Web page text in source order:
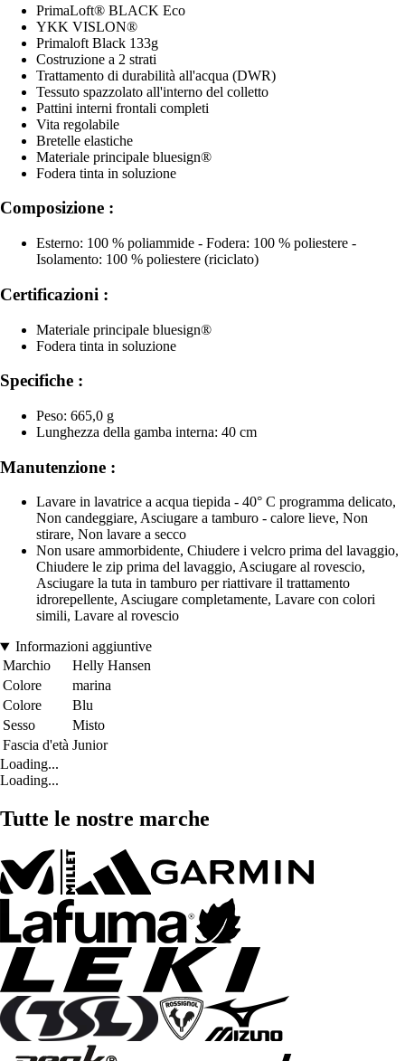
PrimaLoft® BLACK Eco
YKK VISLON®
Primaloft Black 133g
Costruzione a 2 strati
Trattamento di durabilità all'acqua (DWR)
Tessuto spazzolato all'interno del colletto
Pattini interni frontali completi
Vita regolabile
Bretelle elastiche
Materiale principale bluesign®
Fodera tinta in soluzione
Composizione :
Esterno: 100 % poliammide - Fodera: 100 % poliestere -
Isolamento: 100 % poliestere (riciclato)
Certificazioni :
Materiale principale bluesign®
Fodera tinta in soluzione
Specifiche :
Peso: 665,0 g
Lunghezza della gamba interna: 40 cm
Manutenzione :
Lavare in lavatrice a acqua tiepida - 40° C programma delicato,
Non candeggiare, Asciugare a tamburo - calore lieve, Non
stirare, Non lavare a secco
Non usare ammorbidente, Chiudere i velcro prima del lavaggio,
Chiudere le zip prima del lavaggio, Asciugare al rovescio,
Asciugare la tuta in tamburo per riattivare il trattamento
idrorepellente, Asciugare completamente, Lavare con colori
simili, Lavare al rovescio
Informazioni aggiuntive
Marchio
Helly Hansen
Colore
marina
Colore
Blu
Sesso
Misto
Fascia d'età Junior
Loading...
Loading...
Tutte le nostre marche